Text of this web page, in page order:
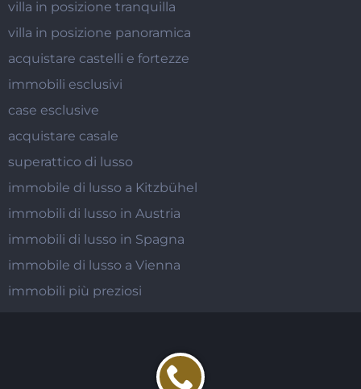
villa in posizione tranquilla
villa in posizione panoramica
acquistare castelli e fortezze
immobili esclusivi
case esclusive
acquistare casale
superattico di lusso
immobile di lusso a Kitzbühel
immobili di lusso in Austria
immobili di lusso in Spagna
immobile di lusso a Vienna
immobili più preziosi